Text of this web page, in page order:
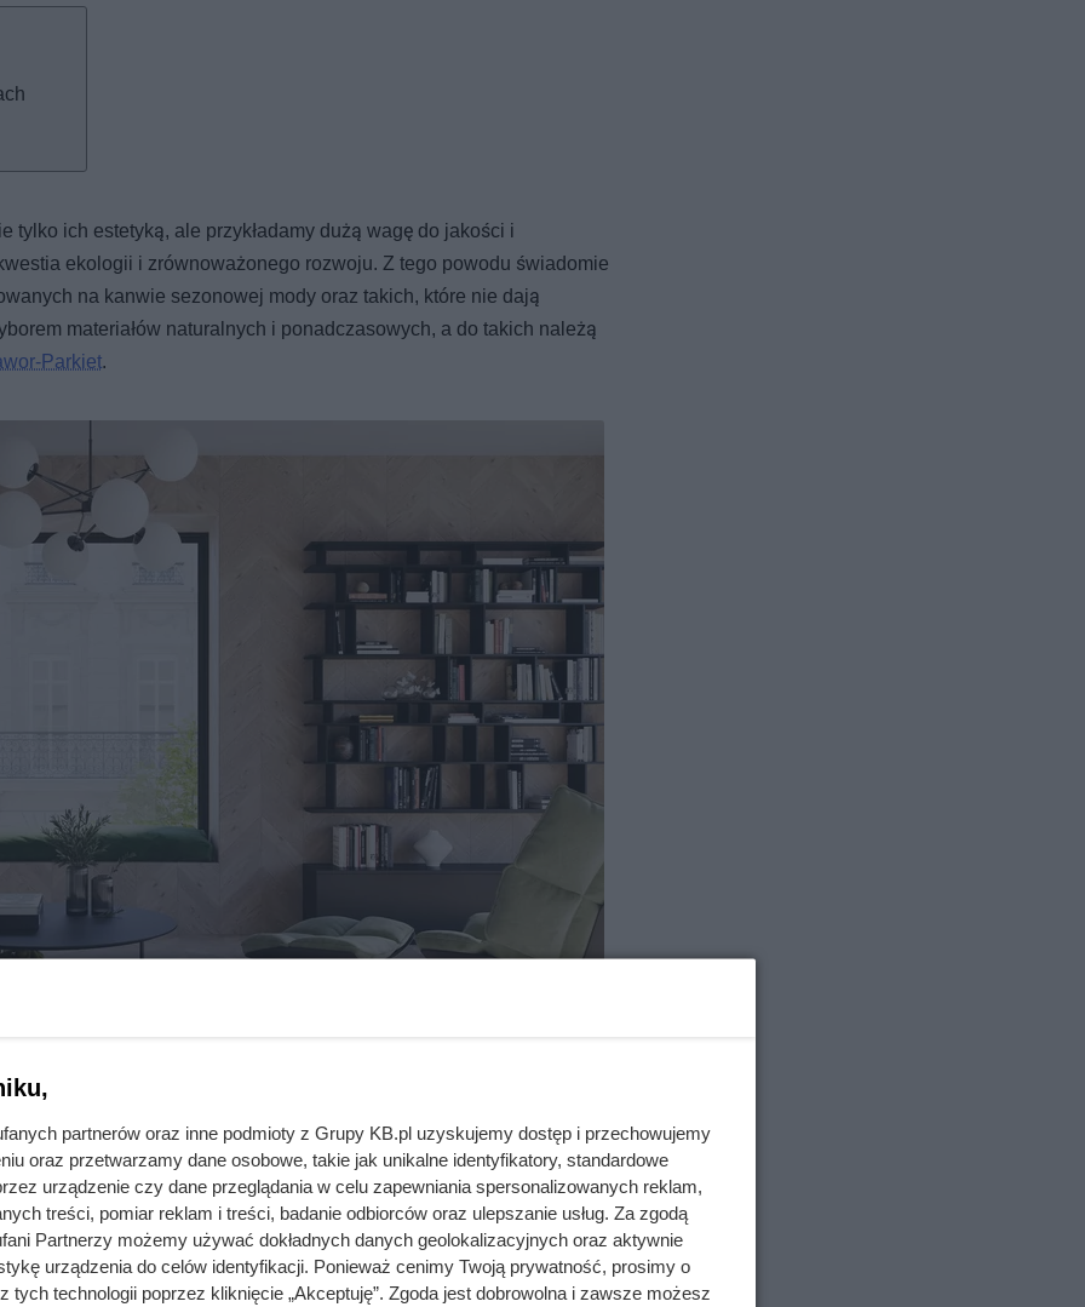
tylko ich estetyką, ale przykładamy dużą wagę do jakości i
ekologii i zrównoważonego rozwoju. Z tego powodu świadomie
na kanwie sezonowej mody oraz takich, które nie dają
materiałów naturalnych i ponadczasowych, a do takich należą
Parkiet.
w domu – dobry wybór na lata
w różnych stylach
urodą i naturalnym rysunkiem sęków i słojów. To tylko niektóre
jest także atrakcyjne i ponadczasowe wzornictwo, bowiem pasują
partnerów oraz inne podmioty z Grupy KB.pl uzyskujemy dostęp i przechowujemy
oraz przetwarzamy dane osobowe, takie jak unikalne identyfikatory, standardowe
urządzenie czy dane przeglądania w celu zapewniania spersonalizowanych reklam,
treści, pomiar reklam i treści, badanie odbiorców oraz ulepszanie usług. Za zgodą
Partnerzy możemy używać dokładnych danych geolokalizacyjnych oraz aktywnie
urządzenia do celów identyfikacji. Ponieważ cenimy Twoją prywatność, prosimy o
tych technologii poprzez kliknięcie „Akceptuję”. Zgoda jest dobrowolna i zawsze możesz